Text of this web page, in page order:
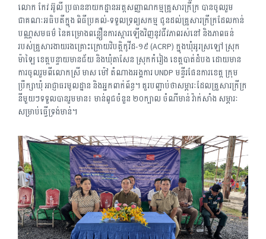
លោក កែវ អ៊ូលី ប្រធាននាយកដ្ឋានអត្តសញ្ញាណកម្មគ្រួសារក្រីក្រ បានចូលរួម
ជាគណៈអធិបតីក្នុង ពិធីប្រគល់-ទទួលទ្រព្យសកម្ម ជូនដល់គ្រួសារក្រីក្រដែលកាន់
បណ្ណសមធម៌ នៃគម្រោងពន្លឿនការស្តារឡើងវិញនូវជីវភាពរស់នៅ និងភាពធន់
របស់គ្រួសារងាយរងគ្រោះក្រោយវិបត្តិកូវីដ-១៩ (ACRP) ក្នុងឃុំអូរស្រឡៅ ស្រុក
ម៉ាឡៃ ខេត្តបន្ទាយមានជ័យ និងឃុំតាសែន ស្រុកកំរៀង ខេត្តបាត់ដំបង ដោយមាន
ការចូលរួមពីលោកស្រី មាស ម៉ៅ តំណាងអង្គការ UNDP មន្ទីរផែនការខេត្ត ក្រុម
ប្រឹក្សាឃុំ អាជ្ញាធរមូលដ្ឋាន និងអ្នកពាក់ព័ន្ធ។ គួរបញ្ជាប់ថាសម្ភារៈដែលគ្រួសារក្រីក្រ
នីមួយៗទទួលបានរួមមាន៖ មាន់ពូជចំនួន ២០ក្បាល ចំណីមាន់ វ៉ាក់សាំង សម្ភារៈ
សម្រាប់ធ្វើទ្រង់មាន់។